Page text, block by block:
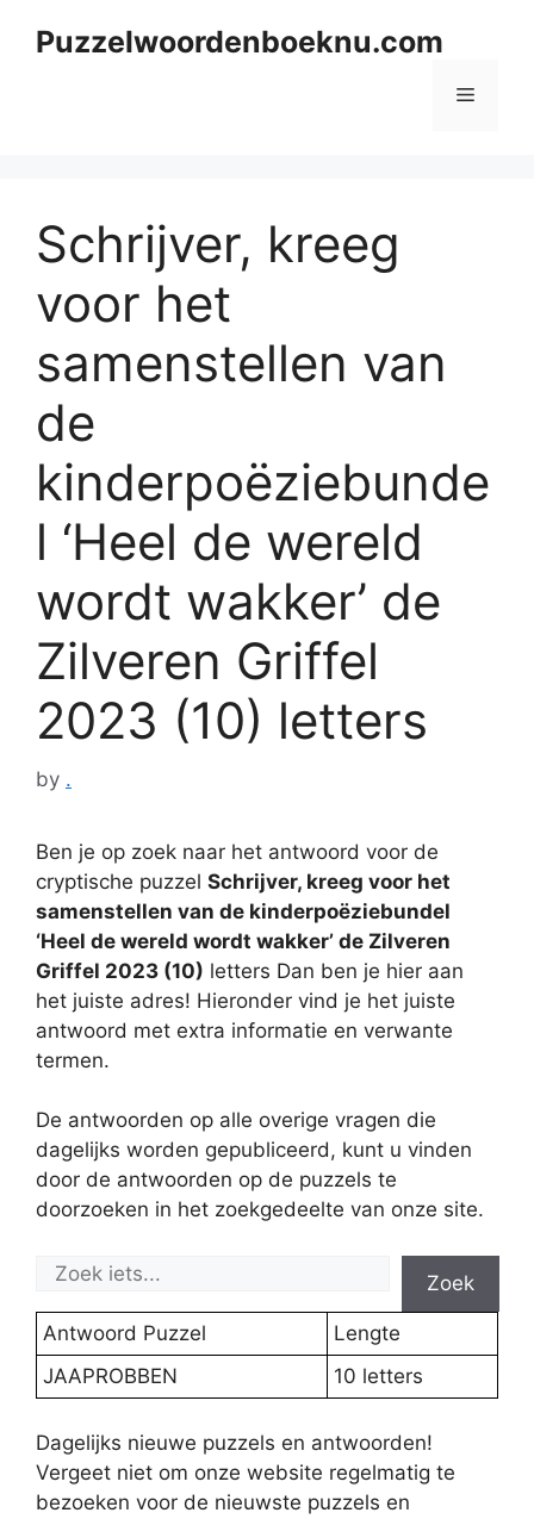
Puzzelwoordenboeknu.com
Menu
Schrijver, kreeg
voor het
samenstellen van
de
kinderpoëziebunde
l ‘Heel de wereld
wordt wakker’ de
Zilveren Griffel
2023 (10) letters
by .
Ben je op zoek naar het antwoord voor de
cryptische puzzel Schrijver, kreeg voor het
samenstellen van de kinderpoëziebundel
‘Heel de wereld wordt wakker’ de Zilveren
Griffel 2023 (10) letters Dan ben je hier aan
het juiste adres! Hieronder vind je het juiste
antwoord met extra informatie en verwante
termen.
De antwoorden op alle overige vragen die
dagelijks worden gepubliceerd, kunt u vinden
door de antwoorden op de puzzels te
doorzoeken in het zoekgedeelte van onze site.
Zoek
Antwoord Puzzel
Lengte
JAAPROBBEN
10 letters
Dagelijks nieuwe puzzels en antwoorden!
Vergeet niet om onze website regelmatig te
bezoeken voor de nieuwste puzzels en